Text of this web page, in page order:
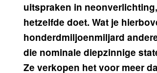
uitspraken in
hetzelfde doet. Wat je
honderdmiljoenmiljard
die nominale diepzinnige
Ze verkopen het voor meer